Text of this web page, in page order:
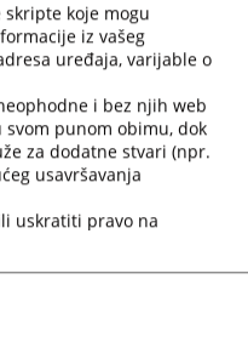
koje mogu
iz vašeg
uređaja, varijable o
i bez njih web
punom obimu, dok
za dodatne stvari (npr.
usavršavanja
uskratiti pravo na